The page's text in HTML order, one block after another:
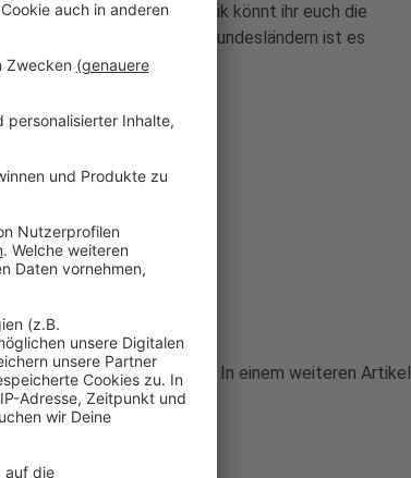
verglichen. In der Grafik könnt ihr euch die
Fakt ist: In anderen Bundesländern ist es
uns.
Hitze
im Sommer abzukühlen. In einem weiteren Artikel
vor.